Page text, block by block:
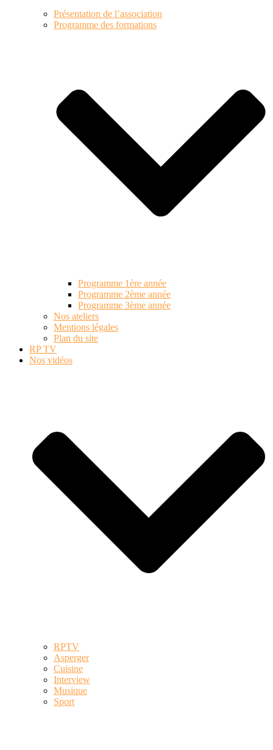
Présentation de l’association
Programme des formations
Programme 1ère année
Programme 2ème année
Programme 3ème année
Nos ateliers
Mentions légales
Plan du site
RP TV
Nos vidéos
RPTV
Asperger
Cuisine
Interview
Musique
Sport